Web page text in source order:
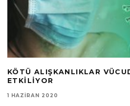
KÖTÜ ALIŞKANLIKLAR
ETKILIYOR
1 HAZIRAN 2020